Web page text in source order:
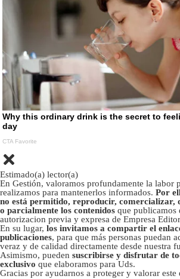
Estimado(a) lector(a)
En Gestión, valoramos profundamente la labor
realizamos para mantenerlos informados. Por
no está permitido, reproducir,
o parcialmente los contenidos que publicamos
autorizacion previa y expresa de Empresa
En su lugar, los invitamos a compartir el
publicaciones, para que más personas puedan
veraz y de calidad directamente desde nuestra
Asimismo, pueden suscribirse y disfrutar de
exclusivo que elaboramos para Uds.
Gracias por ayudarnos a proteger y valorar este